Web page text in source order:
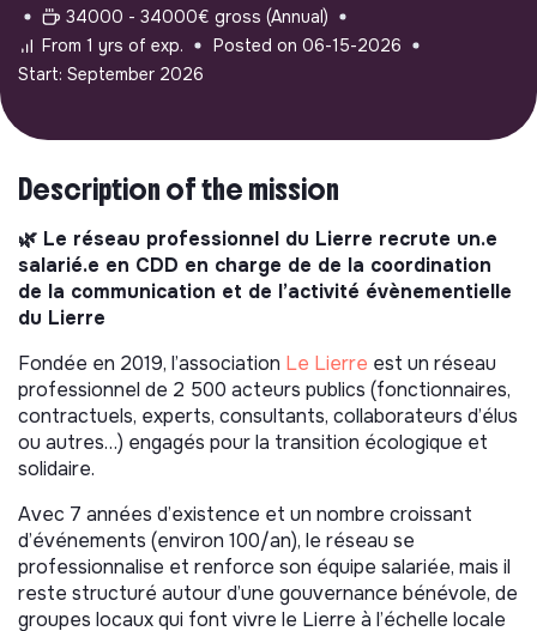
34000 - 34000€ gross (Annual)
From 1 yrs of exp.
Posted on 06-15-2026
Start: September 2026
Description of the mission
🌿 Le réseau professionnel du Lierre recrute un.e
salarié.e en CDD en charge de de la coordination
de la communication et de l’activité évènementielle
du Lierre
Fondée en 2019, l’association Le Lierre est un réseau
professionnel de 2 500 acteurs publics (fonctionnaires,
contractuels, experts, consultants, collaborateurs d’élus
ou autres…) engagés pour la transition écologique et
solidaire.
Avec 7 années d’existence et un nombre croissant
d’événements (environ 100/an), le réseau se
professionnalise et renforce son équipe salariée, mais il
reste structuré autour d’une gouvernance bénévole, de
groupes locaux qui font vivre le Lierre à l’échelle locale